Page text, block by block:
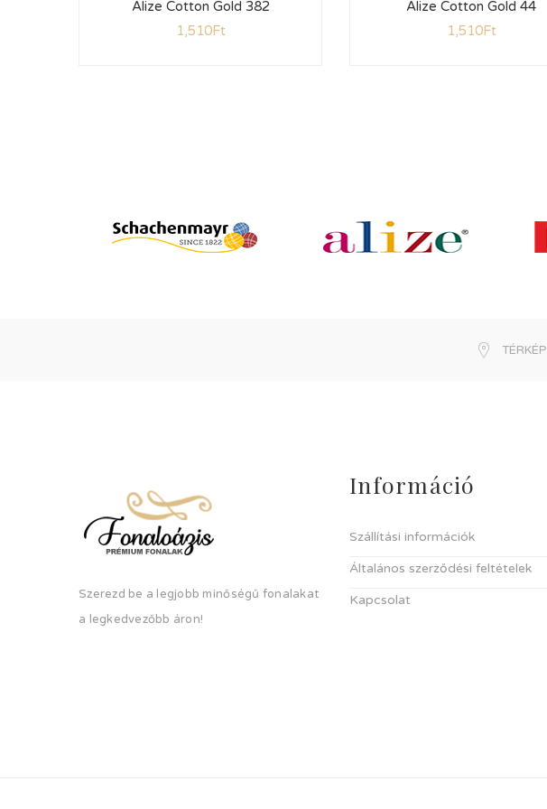
Alize Cotton Gold 382
1,510Ft
Alize Cotton Gold 44
1,510Ft
TÉRKÉP
Szerezd be a legjobb minőségű fonalakat
a legkedvezőbb áron!
Információ
Szállítási információk
Általános szerződési feltételek
Kapcsolat